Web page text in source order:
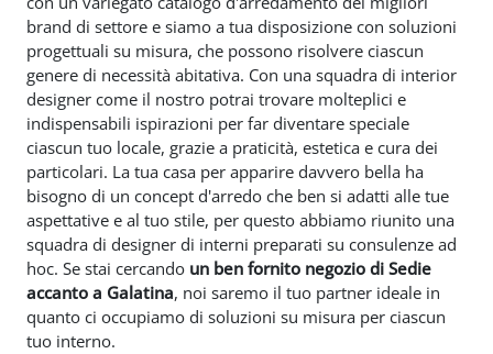
brand di settore e siamo a tua disposizione con soluzioni
progettuali su misura, che possono risolvere ciascun
genere di necessità abitativa. Con una squadra di interior
designer come il nostro potrai trovare molteplici e
indispensabili ispirazioni per far diventare speciale
ciascun tuo locale, grazie a praticità, estetica e cura dei
particolari. La tua casa per apparire davvero bella ha
bisogno di un concept d'arredo che ben si adatti alle tue
aspettative e al tuo stile, per questo abbiamo riunito una
squadra di designer di interni preparati su consulenze ad
hoc. Se stai cercando un ben fornito negozio di Sedie
accanto a Galatina, noi saremo il tuo partner ideale in
quanto ci occupiamo di soluzioni su misura per ciascun
tuo interno.